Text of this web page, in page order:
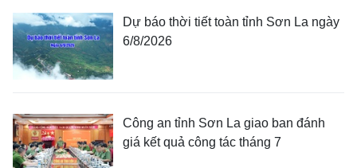
Dự báo thời tiết toàn tỉnh Sơn La ngày
6/8/2026
Công an tỉnh Sơn La giao ban đánh
giá kết quả công tác tháng 7